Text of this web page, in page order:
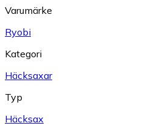
Varumärke
Ryobi
Kategori
Häcksaxar
Typ
Häcksax